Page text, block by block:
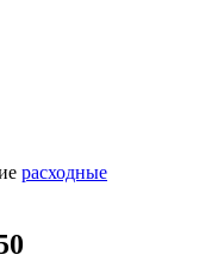
расходные